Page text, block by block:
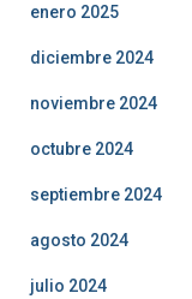
enero 2025
diciembre 2024
noviembre 2024
octubre 2024
septiembre 2024
agosto 2024
julio 2024